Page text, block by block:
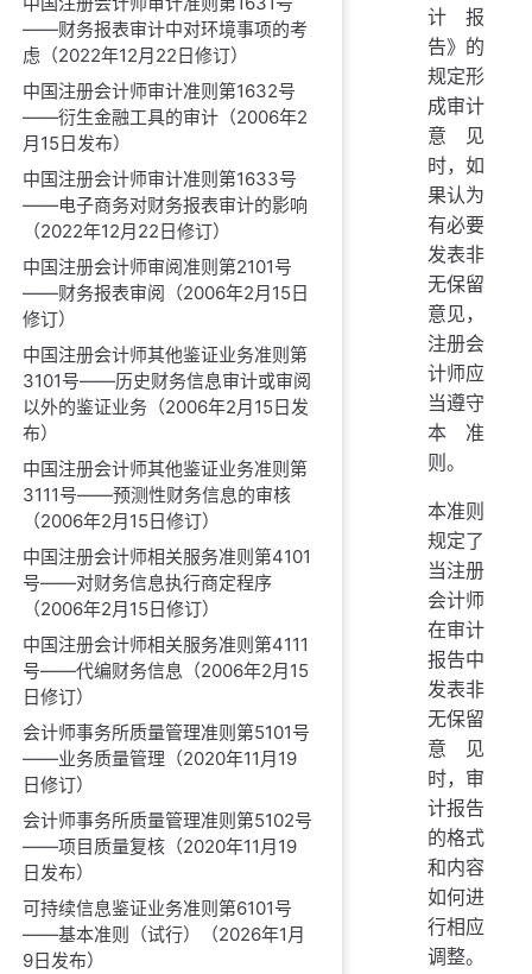
——财务报表审计中对环境事项的考
虑（2022年12月22日修订）
中国注册会计师审计准则第1632号
——衍生金融工具的审计（2006年2
月15日发布）
中国注册会计师审计准则第1633号
——电子商务对财务报表审计的影响
（2022年12月22日修订）
中国注册会计师审阅准则第2101号
——财务报表审阅（2006年2月15日
修订）
中国注册会计师其他鉴证业务准则第
3101号——历史财务信息审计或审阅
以外的鉴证业务（2006年2月15日发
布）
中国注册会计师其他鉴证业务准则第
3111号——预测性财务信息的审核
（2006年2月15日修订）
中国注册会计师相关服务准则第4101
号——对财务信息执行商定程序
（2006年2月15日修订）
中国注册会计师相关服务准则第4111
号——代编财务信息（2006年2月15
日修订）
会计师事务所质量管理准则第5101号
——业务质量管理（2020年11月19
日修订）
会计师事务所质量管理准则第5102号
——项目质量复核（2020年11月19
日发布）
可持续信息鉴证业务准则第6101号
——基本准则（试行）（2026年1月
9日发布）
计报
告》的
规定形
成审计
意见
时，如
果认为
有必要
发表非
无保留
意见，
注册会
计师应
当遵守
本准
则。
本准则
规定了
当注册
会计师
在审计
报告中
发表非
无保留
意见
时，审
计报告
的格式
和内容
如何进
行相应
调整。